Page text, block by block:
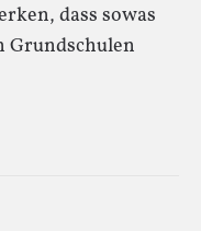
dass sowas
Grundschulen